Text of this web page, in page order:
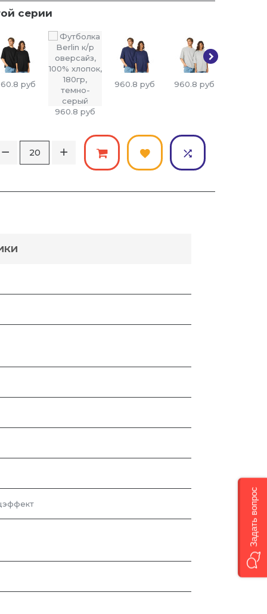
серии
руб
960.8 руб
960.8 руб 960.8 руб
Задать вопрос